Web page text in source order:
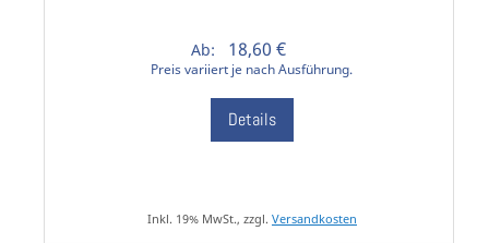
Ab: 18,60 €
Preis variiert je nach Ausführung.
Details
Inkl. 19% MwSt., zzgl. Versandkosten